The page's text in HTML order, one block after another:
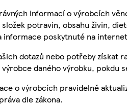
informací o výrobcích
potravin, obsahu živin,
informace poskytnuté na
dotazů nebo potřeby získat
daného výrobku, pokdu
o výrobcích pravidelně
dle zákona.